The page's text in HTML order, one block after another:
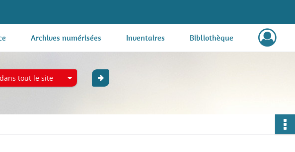
Archives numérisées Inventaires Bibliothèque
dans tout le site